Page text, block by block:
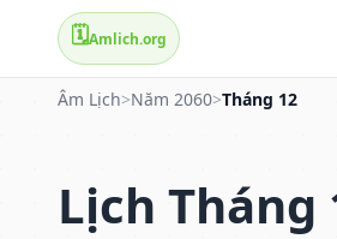
🗓️Amlich.org
Âm Lịch>Năm 2060>Tháng 12
Lịch Tháng